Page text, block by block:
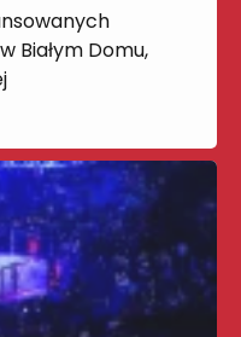
Białym Domu,